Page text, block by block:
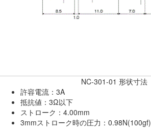
NC-301-01 形状寸法
許容電流：3A
抵抗値：3Ω以下
ストローク：4.00mm
3mmストローク時の圧力：0.98N(100gf)